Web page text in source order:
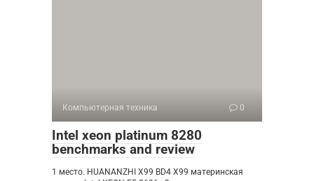
Компьютерная техника 0
Intel xeon platinum 8280
benchmarks and review
1 место. HUANANZHI X99 BD4 X99 материнская